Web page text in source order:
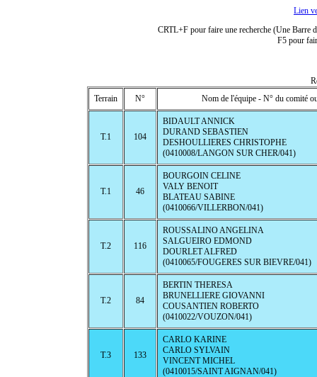
Lien
CRTL+F pour faire une recherche (Une Barre
F5 pour
Terrain
N° Nom de l'équipe - N° du comité
T.1 104
BIDAULT ANNICK
DURAND SEBASTIEN
DESHOULLIERES CHRISTOPHE
(0410008/LANGON SUR CHER/041)
T.1 46
BOURGOIN CELINE
VALY BENOIT
BLATEAU SABINE
(0410066/VILLERBON/041)
T.2 116
ROUSSALINO ANGELINA
SALGUEIRO EDMOND
DOURLET ALFRED
(0410065/FOUGERES SUR BIEVRE/041)
T.2 84
BERTIN THERESA
BRUNELLIERE GIOVANNI
COUSANTIEN ROBERTO
(0410022/VOUZON/041)
T.3 133
CARLO KARINE
CARLO SYLVAIN
VINCENT MICHEL
(0410015/SAINT AIGNAN/041)